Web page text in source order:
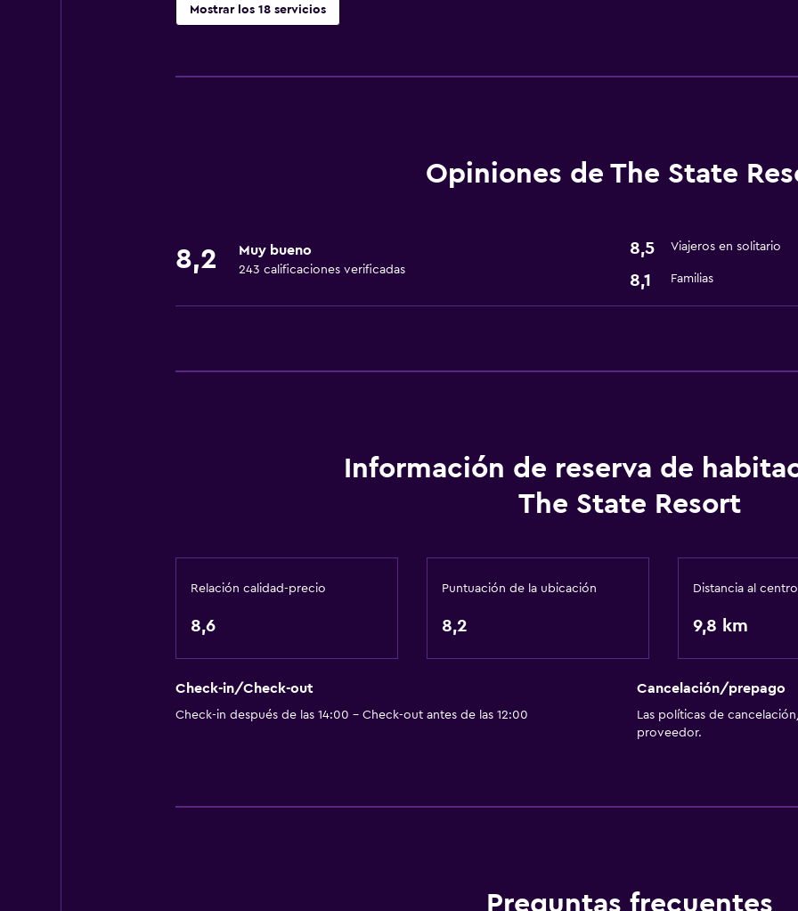
Mostrar los 18 servicios
Wifi gratis
Traslado al aeropuerto
Áreas designadas para fumadores
Lavandería
Servicios de lavandería/
General
Servicios y facilidades
Servicio de habitaciones
Piscina
Piscina al aire libre
Opiniones de The State
8,2 Muy bueno
243 calificaciones verificadas
8,5 Viajeros en solitario
8,1 Familias
Información de reserva de
The State Resort
Relación calidad-precio
8,6
Puntuación de la ubicación
8,2
Distancia al centro
9,8 km
Check-in/Check-out
Check-in después de las 14:00 - Check-out antes de las 12:00
Cancelación/prepago
Las políticas de
proveedor.
Preguntas frecuentes